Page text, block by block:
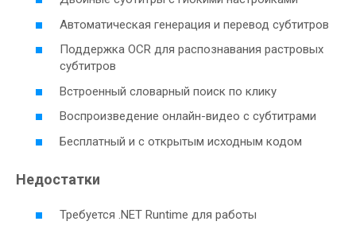
Автоматическая генерация и перевод субтитров
Поддержка OCR для распознавания растровых
субтитров
Встроенный словарный поиск по клику
Воспроизведение онлайн-видео с субтитрами
Бесплатный и с открытым исходным кодом
Недостатки
Требуется .NET Runtime для работы